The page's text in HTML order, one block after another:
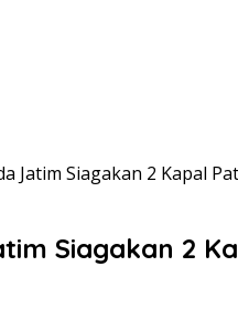
Jatim Siagakan 2 Kapal
Siagakan 2